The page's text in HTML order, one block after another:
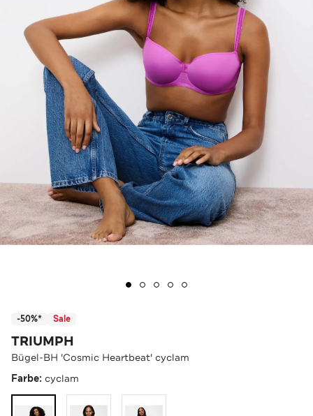
-50%* Sale
TRIUMPH
Bügel-BH 'Cosmic Heartbeat' cyclam
Farbe: cyclam